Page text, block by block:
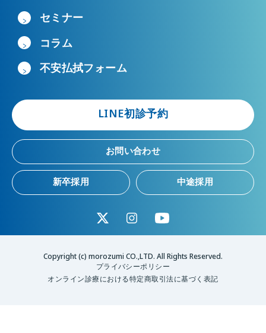
セミナー
コラム
不安払拭フォーム
LINE初診予約
お問い合わせ
新卒採用 中途採用
Copyright (c) morozumi CO.,LTD. All Rights Reserved.
プライバシーポリシー
オンライン診療における特定商取引法に基づく表記